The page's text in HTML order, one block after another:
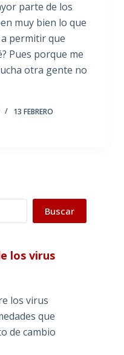
parte de los
muy bien lo que
permitir que
Pues porque me
otra gente no
13 FEBRERO
Buscar
los virus
los virus
que
de cambio